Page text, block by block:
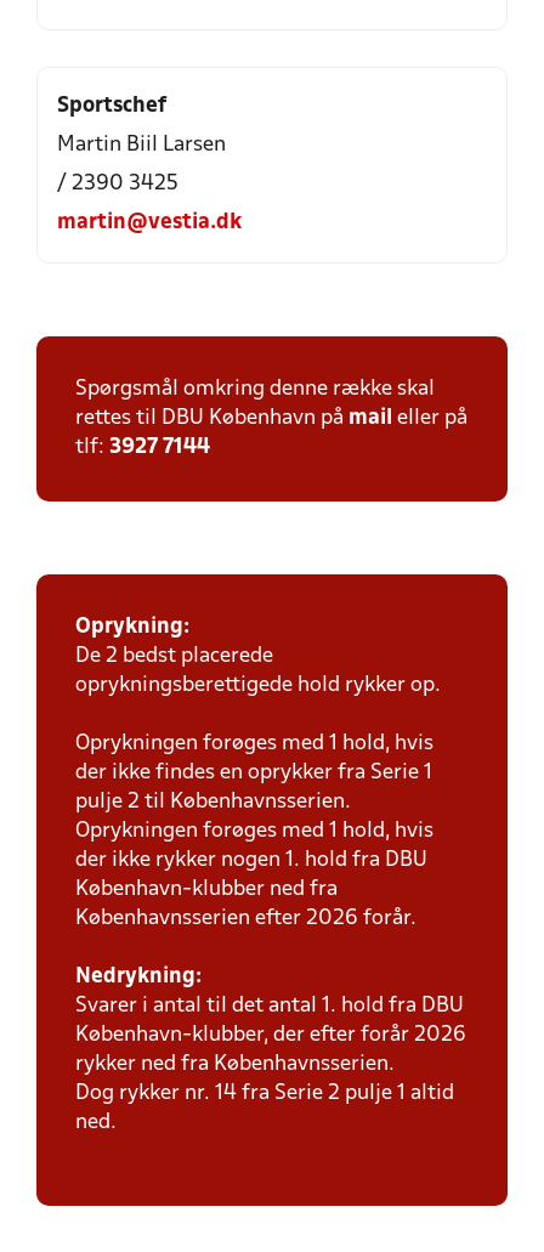
Sportschef
Martin Biil Larsen
/ 2390 3425
martin@vestia.dk
Spørgsmål omkring denne række skal
rettes til DBU København på mail eller på
tlf: 3927 7144
Oprykning:
De 2 bedst placerede
oprykningsberettigede hold rykker op.
Oprykningen forøges med 1 hold, hvis
der ikke findes en oprykker fra Serie 1
pulje 2 til Københavnsserien.
Oprykningen forøges med 1 hold, hvis
der ikke rykker nogen 1. hold fra DBU
København-klubber ned fra
Københavnsserien efter 2026 forår.
Nedrykning:
Svarer i antal til det antal 1. hold fra DBU
København-klubber, der efter forår 2026
rykker ned fra Københavnsserien.
Dog rykker nr. 14 fra Serie 2 pulje 1 altid
ned.